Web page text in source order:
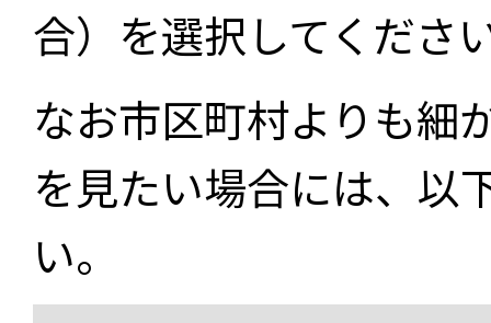
合）を選択してくださ
なお市区町村よりも細
を見たい場合には、以
い。